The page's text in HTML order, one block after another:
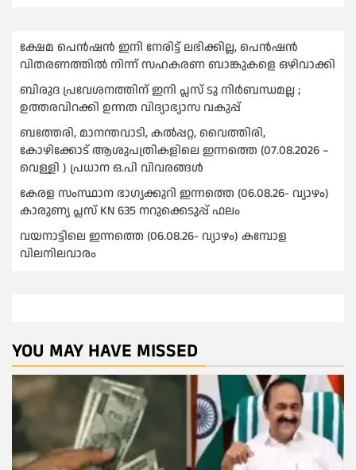
ക്ഷേമ പെൻഷൻ ഇനി നേരിട്ട് ലഭിക്കില്ല, പെൻഷൻ
വിതരണത്തില്‍ നിന്ന് സഹകരണ ബാങ്കുകളെ ഒഴിവാക്കി
ബിരുദ പ്രവേശനത്തിന് ഇനി പ്ലസ് ടു നിര്‍ബന്ധമല്ല ;
ഉത്തരവിറക്കി ഉന്നത വിദ്യാഭ്യാസ വകുപ്പ്
ബത്തേരി, മാനന്തവാടി, കൽപ്പറ്റ, വൈത്തിരി,
കോഴിക്കോട് ആശുപത്രികളിലെ ഇന്നത്തെ (07.08.2026 –
വെള്ളി ) പ്രധാന ഒ.പി വിവരങ്ങൾ
കേരള സംസ്ഥാന ഭാഗ്യക്കുറി ഇന്നത്തെ (06.08.26- വ്യാഴം)
കാരുണ്യ പ്ലസ് KN 635 നറുക്കെടുപ്പ് ഫലം
വയനാട്ടിലെ ഇന്നത്തെ (06.08.26- വ്യാഴം) കമ്പോള
വിലനിലവാരം
YOU MAY HAVE MISSED